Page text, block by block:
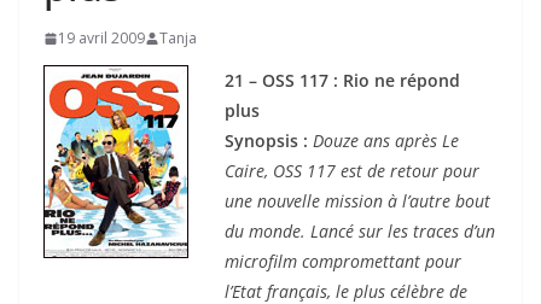
19 avril 2009 Tanja
21 – OSS 117 : Rio ne répond
plus
Synopsis : Douze ans après Le
Caire, OSS 117 est de retour pour
une nouvelle mission à l’autre bout
du monde. Lancé sur les traces d’un
microfilm compromettant pour
l’Etat français, le plus célèbre de